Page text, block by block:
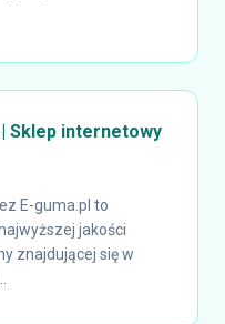
Sklep internetowy
E-guma.pl to
jakości
znajdującej się w